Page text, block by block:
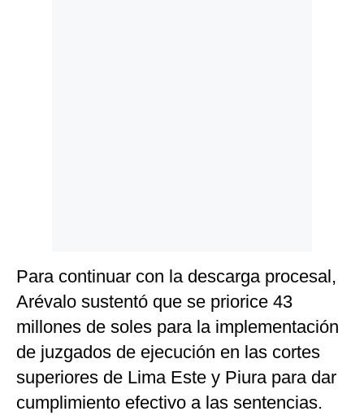
Para continuar con la descarga procesal,
Arévalo sustentó que se priorice 43
millones de soles para la implementación
de juzgados de ejecución en las cortes
superiores de Lima Este y Piura para dar
cumplimiento efectivo a las sentencias.